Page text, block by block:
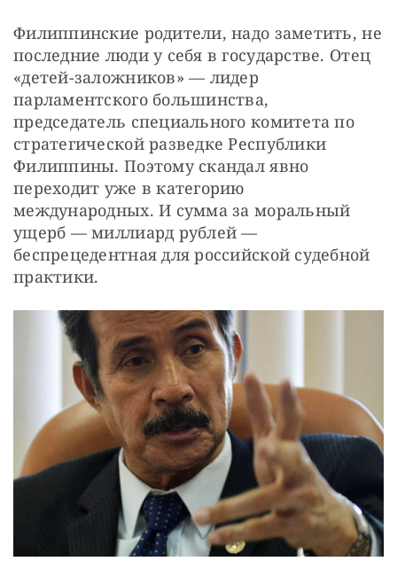
Филиппинские родители, надо заметить, не
последние люди у себя в государстве. Отец
«детей-заложников» — лидер
парламентского большинства,
председатель специального комитета по
стратегической разведке Республики
Филиппины. Поэтому скандал явно
переходит уже в категорию
международных. И сумма за моральный
ущерб — миллиард рублей —
беспрецедентная для российской судебной
практики.